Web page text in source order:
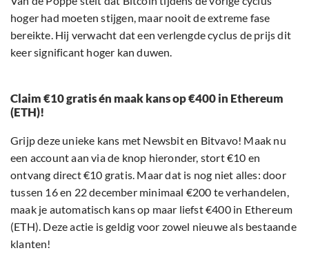
hoger had moeten stijgen, maar nooit de extreme fase
bereikte. Hij verwacht dat een verlengde cyclus de prijs dit
keer significant hoger kan duwen.
Claim €10 gratis én maak kans op €400 in Ethereum
(ETH)!
Grijp deze unieke kans met Newsbit en Bitvavo! Maak nu
een account aan via de knop hieronder, stort €10 en
ontvang direct €10 gratis. Maar dat is nog niet alles: door
tussen 16 en 22 december minimaal €200 te verhandelen,
maak je automatisch kans op maar liefst €400 in Ethereum
(ETH). Deze actie is geldig voor zowel nieuwe als bestaande
klanten!